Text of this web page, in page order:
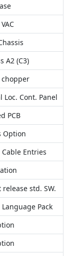
A2 (C3)
chopper
Loc. Cont. Panel
PCB
Option
Entries
release std. SW.
Pack